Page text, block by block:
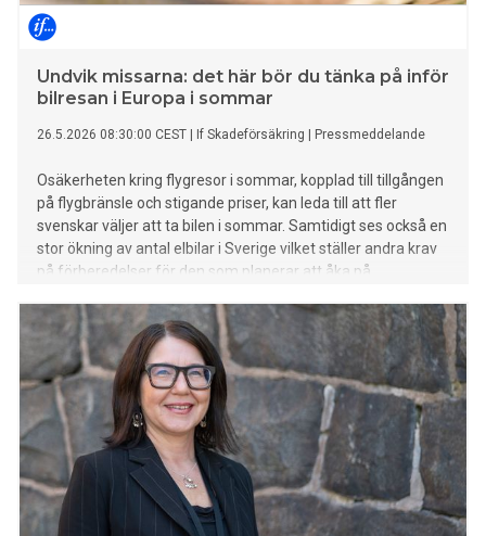
Undvik missarna: det här bör du tänka på inför
bilresan i Europa i sommar
26.5.2026 08:30:00 CEST If Skadeförsäkring Pressmeddelande
Osäkerheten kring flygresor i sommar, kopplad till tillgången
på flygbränsle och stigande priser, kan leda till att fler
svenskar väljer att ta bilen i sommar. Samtidigt ses också en
stor ökning av antal elbilar i Sverige vilket ställer andra krav
på förberedelser för den som planerar att åka på
skadeärendena och tipsar om hur man bättre kan förbereda
sig inför resan.